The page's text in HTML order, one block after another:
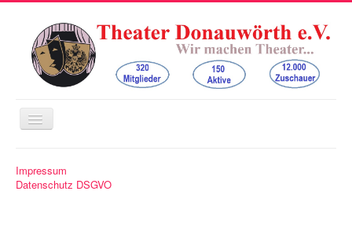
Navigation
Der Verein
Impressum
Datenschutz DSGVO